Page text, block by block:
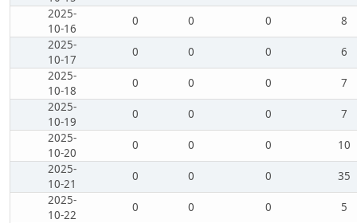
2025-
10-16
0 0 0
8
2025-
10-17
0 0 0
6
2025-
10-18
0 0 0
7
2025-
10-19
0 0 0
7
2025-
10-20
0 0 0
10
2025-
10-21
0 0 0
35
2025-
10-22
0 0 0
5